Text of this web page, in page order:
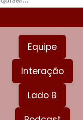
Equipe
Interação
Lado B